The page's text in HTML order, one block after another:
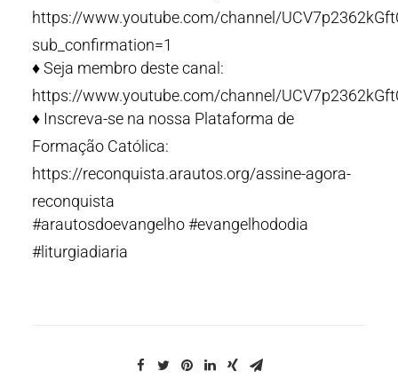
https://www.youtube.com/channel/
sub_confirmation=1
♦️ Seja membro deste canal:
https://www.youtube.com/channel/
♦️ Inscreva-se na nossa Plataforma de
Formação Católica:
https://reconquista.arautos.org/assine-agora-
reconquista
#arautosdoevangelho #evangelhododia
#liturgiadiaria